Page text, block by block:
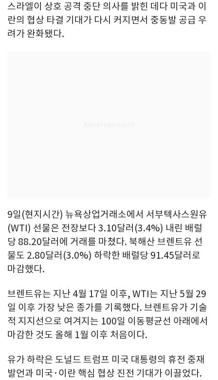
스라엘이 상호 공격 중단 의사를 밝힌 데다 미국과 이
란의 협상 타결 기대가 다시 커지면서 중동발 공급 우
려가 완화됐다.
9일(현지시간) 뉴욕상업거래소에서 서부텍사스원유
(WTI) 선물은 전장보다 3.10달러(3.4%) 내린 배럴
당 88.20달러에 거래를 마쳤다. 북해산 브렌트유 선
물도 2.80달러(3.0%) 하락한 배럴당 91.45달러로
마감했다.
브렌트유는 지난 4월 17일 이후, WTI는 지난 5월 29
일 이후 가장 낮은 종가를 기록했다. 브렌트유가 기술
적 지지선으로 여겨지는 100일 이동평균선 아래에서
마감한 것도 올해 1월 이후 처음이다.
유가 하락은 도널드 트럼프 미국 대통령의 휴전 중재
발언과 미국·이란 핵심 협상 진전 기대가 이끌었다.